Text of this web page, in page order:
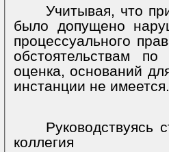
Учитывая, что
было допущено
процессуального
обстоятельствам
оценка, оснований
инстанции не имеется.
коллегия